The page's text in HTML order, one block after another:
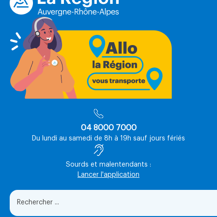
04 8000 7000
Du lundi au samedi de 8h à 19h sauf jours fériés
Sourds et malentendants :
Lancer l'application